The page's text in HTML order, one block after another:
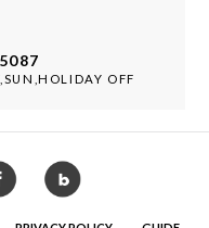
OFF